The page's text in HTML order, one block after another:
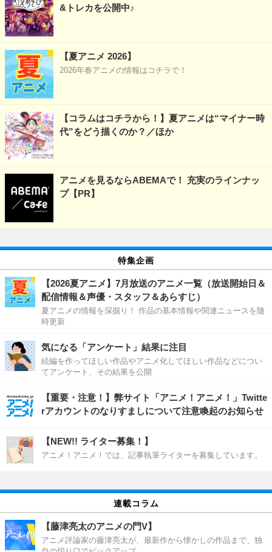
&トレカを公開中♪
【夏アニメ 2026】
2026年春アニメの情報はコチラで！
【コラムはコチラから！】夏アニメは“マイナー時
代”をどう描くのか？／ほか
アニメを見るならABEMAで！ 充実のラインナッ
プ【PR】
特集企画
【2026夏アニメ】7月放送のアニメ一覧（放送開始日＆
配信情報＆声優・スタッフ＆あらすじ）
夏アニメの情報を深掘り！ 作品の基本情報や関連ニュースを随
時更新
気になる「アンケート」結果に注目
続編を作ってほしい作品やアニメ化してほしい作品などについ
てアンケート、その結果を公開
【重要・注意！】弊サイト「アニメ！アニメ！」Twitte
rアカウントのなりすましについて注意喚起のお知らせ
【NEW!! ライター募集！】
アニメ！アニメ！では、記事執筆ライターを募集しています。
連載コラム
【藤津亮太のアニメの門V】
アニメ評論家の藤津亮太が、最新作から懐かしの作品まで、独